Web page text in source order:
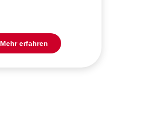
Mehr erfahren